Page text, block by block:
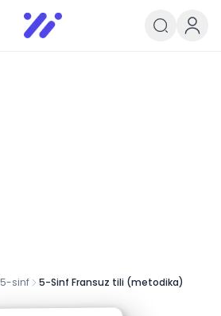
Infoedu
Ta&#039;lim xabarlari va
5-sinf 5-Sinf Fransuz tili (metodika)